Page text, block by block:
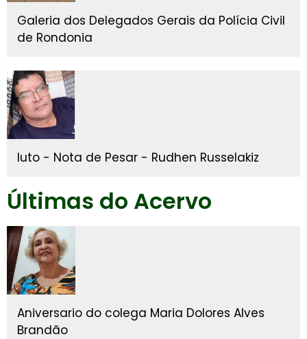
Galeria dos Delegados Gerais da Polícia Civil
de Rondonia
luto - Nota de Pesar - Rudhen Russelakiz
Últimas do Acervo
Aniversario do colega Maria Dolores Alves
Brandão